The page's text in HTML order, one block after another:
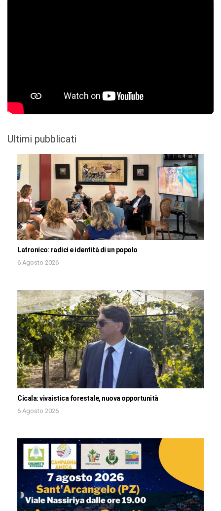
Ultimi pubblicati
Latronico: radici e identità di un popolo
6 Agosto 2026
Cicala: vivaistica forestale, nuova opportunità
6 Agosto 2026